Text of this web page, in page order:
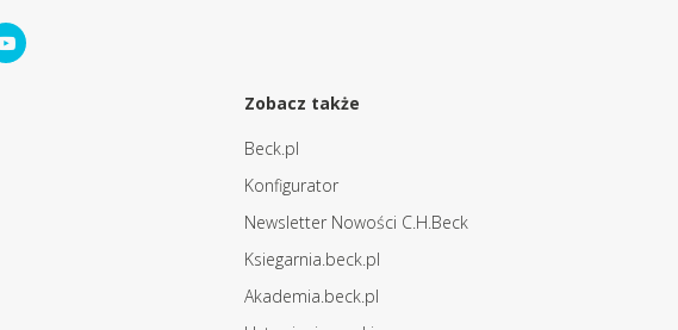
Zobacz także
Beck.pl
Konfigurator
Newsletter Nowości C.H.Beck
Ksiegarnia.beck.pl
Akademia.beck.pl